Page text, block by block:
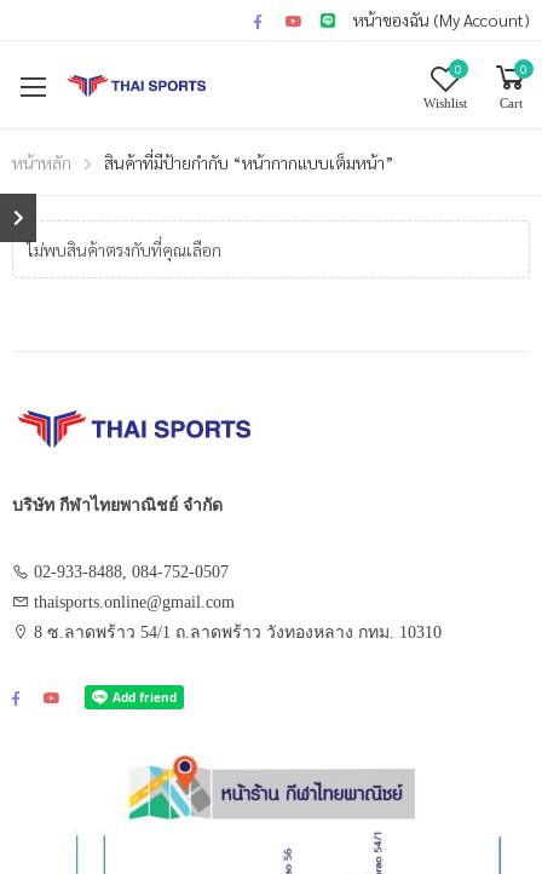
หน้าของฉัน (My Account)
0
Wishlist
0
Cart
หน้าหลัก สินค้าที่มีป้ายกำกับ “หน้ากากแบบเต็มหน้า”
ไม่พบสินค้าตรงกับที่คุณเลือก
บริษัท กีฬาไทยพาณิชย์ จำกัด
02-933-8488, 084-752-0507
thaisports.online@gmail.com
8 ซ.ลาดพร้าว 54/1 ถ.ลาดพร้าว วังทองหลาง กทม. 10310